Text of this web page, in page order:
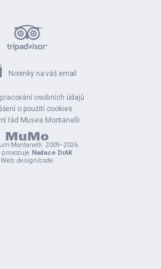
Montanelli 2009–2026.
provozuje Nadace DrAK
Web:design/code
Novinky na váš email
osobních údajů
o použití cookies
řád Musea Montanelli